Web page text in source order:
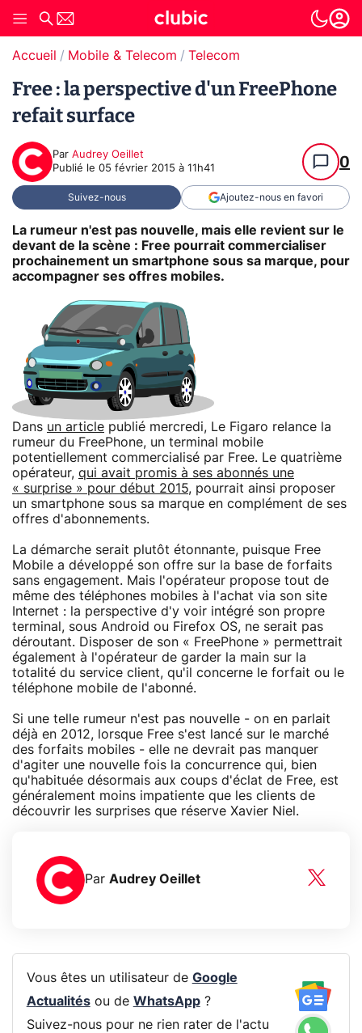
Accueil Mobile & Telecom Telecom
Free : la perspective d'un FreePhone
refait surface
Par Audrey Oeillet
Publié le 05 février 2015 à 11h41 0
Suivez-nous Ajoutez-nous en favori
La rumeur n'est pas nouvelle, mais elle revient sur le
devant de la scène : Free pourrait commercialiser
prochainement un smartphone sous sa marque, pour
accompagner ses offres mobiles.
Dans un article publié mercredi, Le Figaro relance la
rumeur du FreePhone, un terminal mobile
potentiellement commercialisé par Free. Le quatrième
opérateur, qui avait promis à ses abonnés une
« surprise » pour début 2015, pourrait ainsi proposer
un smartphone sous sa marque en complément de ses
offres d'abonnements.
La démarche serait plutôt étonnante, puisque Free
Mobile a développé son offre sur la base de forfaits
sans engagement. Mais l'opérateur propose tout de
même des téléphones mobiles à l'achat via son site
Internet : la perspective d'y voir intégré son propre
terminal, sous Android ou Firefox OS, ne serait pas
déroutant. Disposer de son « FreePhone » permettrait
également à l'opérateur de garder la main sur la
totalité du service client, qu'il concerne le forfait ou le
téléphone mobile de l'abonné.
Si une telle rumeur n'est pas nouvelle - on en parlait
déjà en 2012, lorsque Free s'est lancé sur le marché
des forfaits mobiles - elle ne devrait pas manquer
d'agiter une nouvelle fois la concurrence qui, bien
qu'habituée désormais aux coups d'éclat de Free, est
généralement moins impatiente que les clients de
découvrir les surprises que réserve Xavier Niel.
Par Audrey Oeillet
Vous êtes un utilisateur de Google
Actualitésou de WhatsApp?
Suivez-nous pour ne rien rater de l'actu